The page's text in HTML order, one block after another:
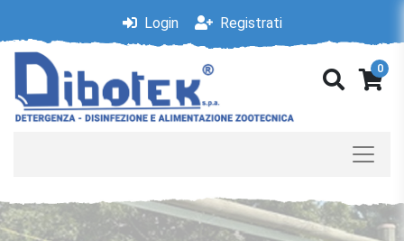
Login Registrati
0